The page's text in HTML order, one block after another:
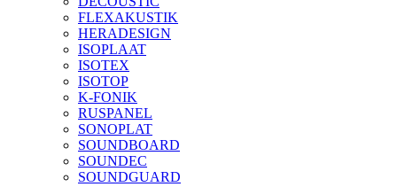
FLEXAKUSTIK
HERADESIGN
ISOPLAAT
ISOTEX
ISOTOP
K-FONIK
RUSPANEL
SONOPLAT
SOUNDBOARD
SOUNDEC
SOUNDGUARD